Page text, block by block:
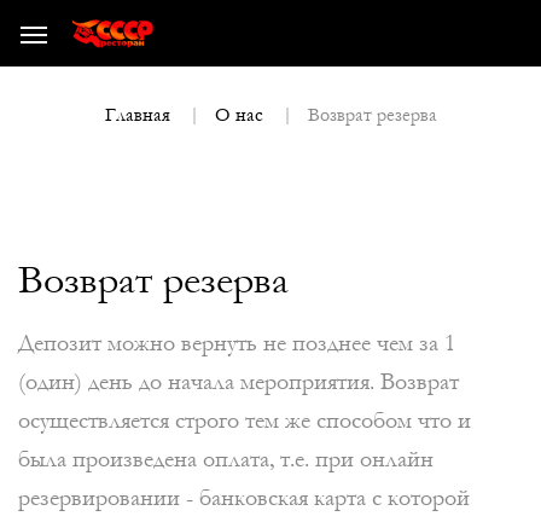
Главная О нас Возврат резерва
Возврат резерва
Депозит можно вернуть не позднее чем за 1
(один) день до начала мероприятия. Возврат
осуществляется строго тем же способом что и
была произведена оплата, т.е. при онлайн
резервировании - банковская карта с которой